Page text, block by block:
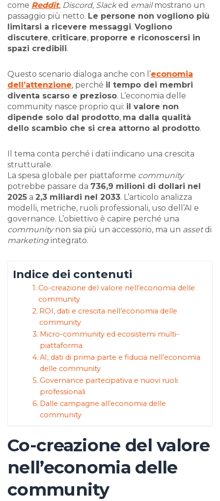
come Reddit, Discord, Slacked emailmostrano un
passaggio più netto. Le persone non vogliono più
limitarsi a ricevere messaggi. Vogliono
discutere, criticare, proporre e riconoscersi in
spazi credibili.
Questo scenario dialoga anche con l’economia
dell’attenzione, perché il tempo dei membri
diventa scarso e prezioso. L’economia delle
community nasce proprio qui: il valore non
dipende solo dal prodotto, ma dalla qualità
dello scambio che si crea attorno al prodotto.
Il tema conta perché i dati indicano una crescita
strutturale.
La spesa globale per piattaforme community
potrebbe passare da 736,9 milioni di dollari nel
2025 a 2,3 miliardi nel 2033. L’articolo analizza
modelli, metriche, ruoli professionali, uso dell’AI e
governance. L’obiettivo è capire perché una
communitynon sia più un accessorio, ma un assetdi
marketingintegrato.
Indice dei contenuti
Co-creazione del valore nell’economia delle
community
ROI, dati e crescita nell’economia delle
community
Micro-community ed ecosistemi multi-
piattaforma
AI, dati di prima parte e fiducia nell’economia
delle community
Governance partecipativa e nuovi ruoli
professionali
Dalle campagne all’economia delle
community
Co-creazione del valore
nell’economia delle
community